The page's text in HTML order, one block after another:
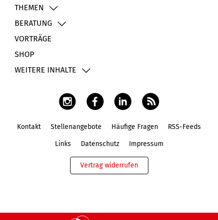
THEMEN
BERATUNG
VORTRÄGE
SHOP
WEITERE INHALTE
Kontakt Stellenangebote Häufige Fragen RSS-Feeds
Links Datenschutz Impressum
Vertrag widerrufen